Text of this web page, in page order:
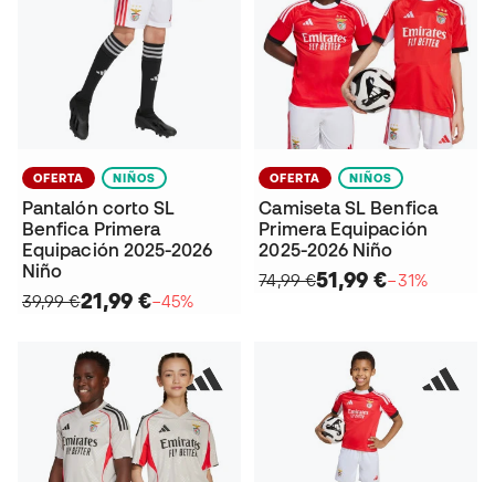
OFERTA NIÑOS
Pantalón corto SL
Benfica Primera
Equipación 2025-2026
Niño
39,99 €21,99 €−45%
OFERTA NIÑOS
Camiseta SL Benfica
Primera Equipación
2025-2026 Niño
74,99 €51,99 €−31%